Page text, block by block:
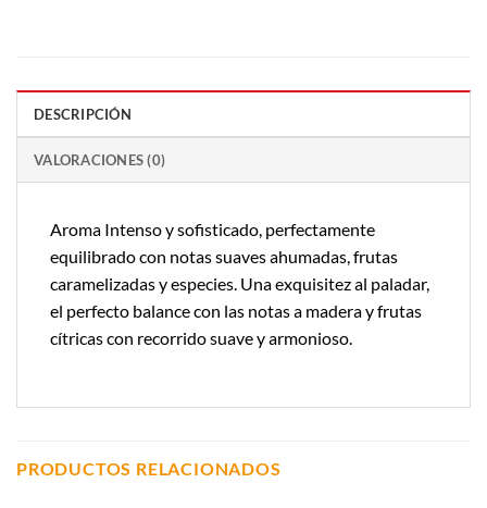
DESCRIPCIÓN
VALORACIONES (0)
Aroma Intenso y sofisticado, perfectamente
equilibrado con notas suaves ahumadas, frutas
caramelizadas y especies. Una exquisitez al paladar,
el perfecto balance con las notas a madera y frutas
cítricas con recorrido suave y armonioso.
PRODUCTOS RELACIONADOS